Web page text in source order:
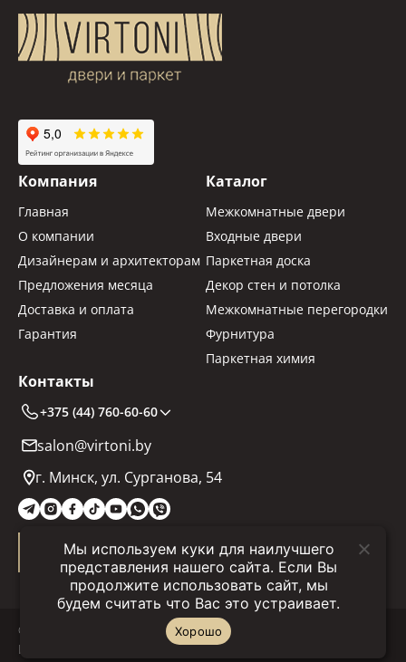
Компания
Главная
О компании
Дизайнерам и архитекторам
Предложения месяца
Доставка и оплата
Гарантия
Каталог
Межкомнатные двери
Входные двери
Паркетная доска
Декор стен и потолка
Межкомнатные перегородки
Фурнитура
Паркетная химия
Контакты
+375 (44) 760-60-60
salon@virtoni.by
г. Минск, ул. Сурганова, 54
Заказать звонок
© 2025 "Virtoni.by" Все права защищены.
Политика конфиденциальности
Мы используем куки для наилучшего
представления нашего сайта. Если Вы
продолжите использовать сайт, мы
будем считать что Вас это устраивает.
Хорошо